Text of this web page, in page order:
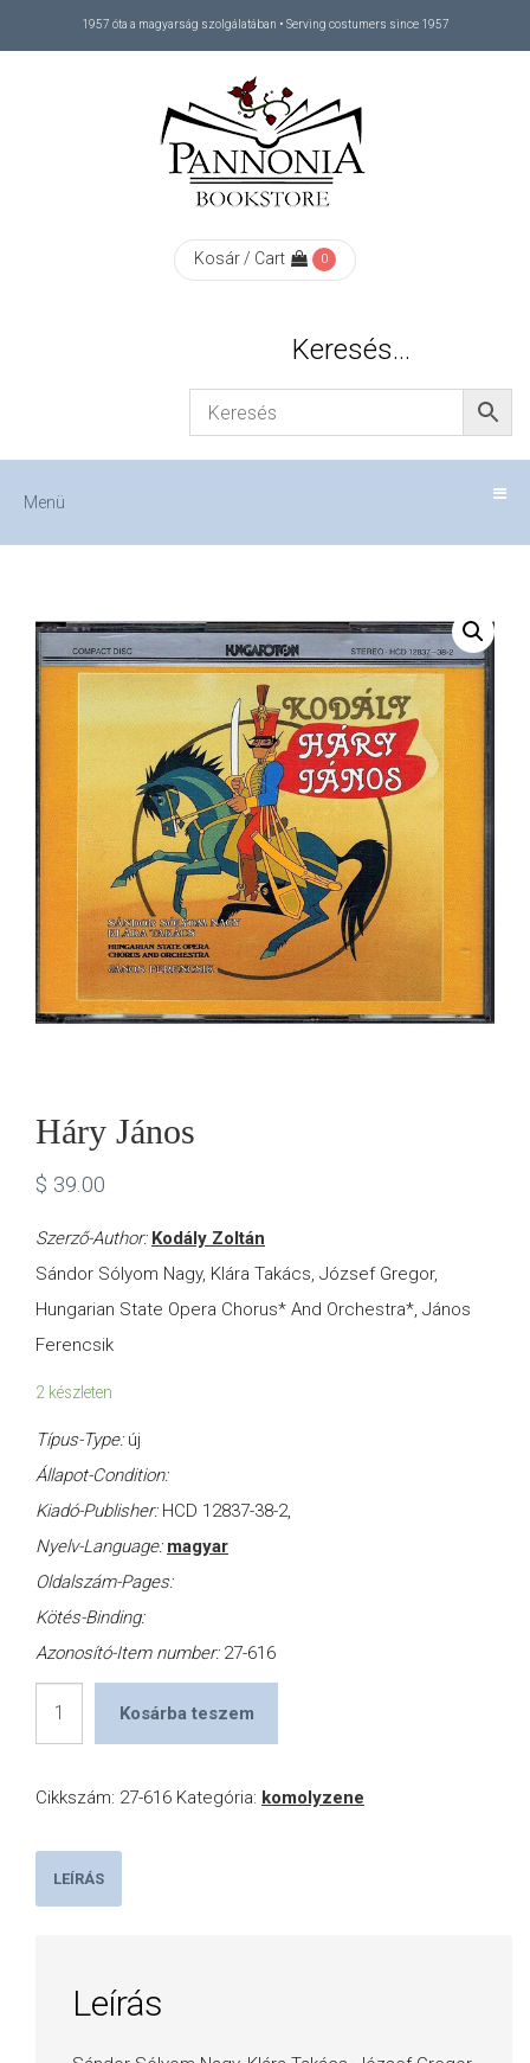
1957 óta a magyarság szolgálatában • Serving costumers since 1957
Kosár / Cart 0
Keresés…
Menü
SHOP
KAPCSOLAT
CONTACT
US
Háry János
$ 39.00
Szerző-Author: Kodály Zoltán
Sándor Sólyom Nagy, Klára Takács, József Gregor,
Hungarian State Opera Chorus* And Orchestra*, János
Ferencsik
2 készleten
Típus-Type: új
Állapot-Condition:
Kiadó-Publisher: HCD 12837-38-2,
Nyelv-Language: magyar
Oldalszám-Pages:
Kötés-Binding:
Azonosító-Item number: 27-616
Kosárba teszem
Cikkszám: 27-616 Kategória: komolyzene
LEÍRÁS
Leírás